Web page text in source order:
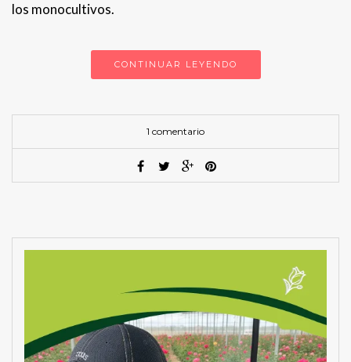
los monocultivos.
CONTINUAR LEYENDO
1 comentario